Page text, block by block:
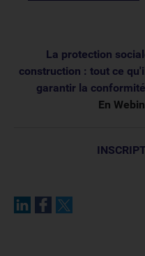
La protection
construction : tout ce
garantir la
En